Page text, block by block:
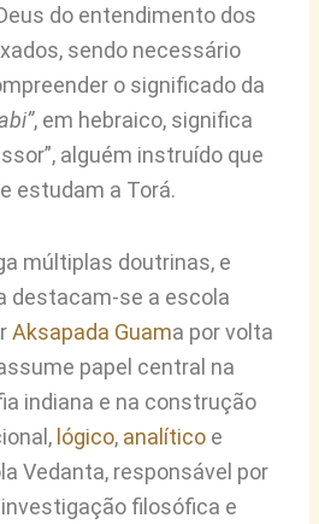
do entendimento dos
sendo necessário
o significado da
”, em hebraico, significa
alguém instruído que
estudam a Torá.
múltiplas doutrinas, e
destacam-se a escola
Aksapada Guama por volta
papel central na
indiana e na construção
lógico, analíticoe
Vedanta, responsável por
filosófica e